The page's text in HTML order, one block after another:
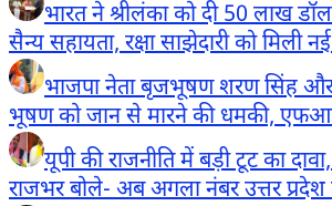
भारत ने श्रीलंका को दी 50 लाख
सैन्य सहायता, रक्षा साझेदारी को मिली
भाजपा नेता बृजभूषण शरण सिंह और
भूषण को जान से मारने की धमकी,
यूपी की राजनीति में बड़ी टूट का
राजभर बोले- अब अगला नंबर उत्तर प्रदेश